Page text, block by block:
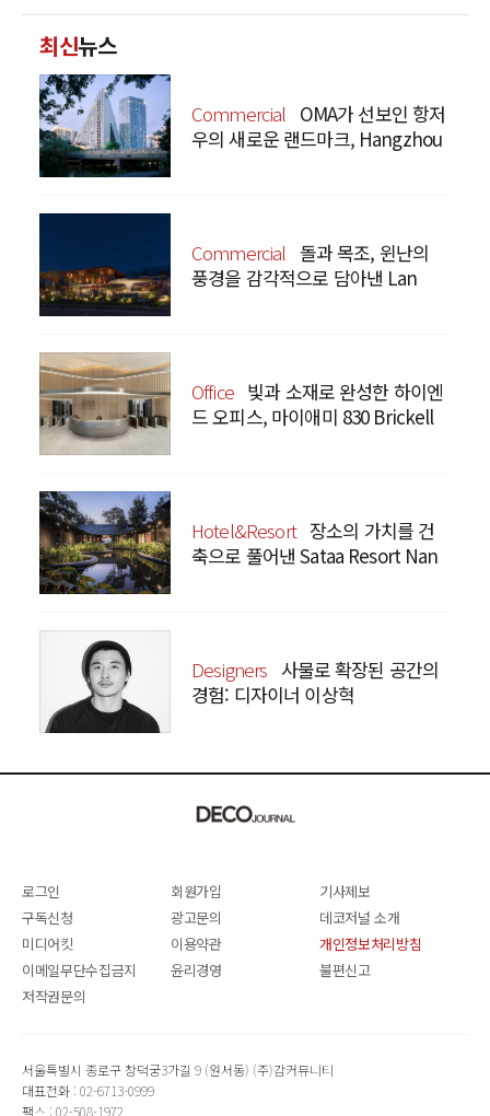
최신뉴스
Commercial OMA가 선보인 항저
우의 새로운 랜드마크, Hangzhou
Commercial 돌과 목조, 윈난의
풍경을 감각적으로 담아낸 Lan
Office 빛과 소재로 완성한 하이엔
드 오피스, 마이애미 830 Brickell
Hotel&Resort 장소의 가치를 건
축으로 풀어낸 Sataa Resort Nan
Designers 사물로 확장된 공간의
경험: 디자이너 이상혁
로그인 회원가입
기사제보
구독신청
광고문의
데코저널 소개
미디어킷
이용약관
개인정보처리방침
이메일무단수집금지
윤리경영
불편신고
저작권문의
서울특별시 종로구 창덕궁3가길 9 (원서동) (주)감커뮤니티
대표전화 : 02-6713-0999
팩스 : 02-508-1972